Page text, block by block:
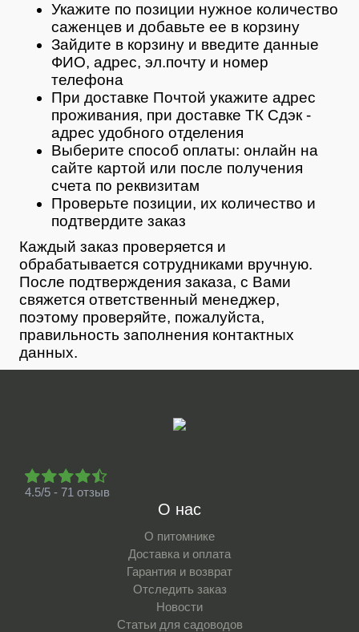
Укажите по позиции нужное количество
саженцев и добавьте ее в корзину
Зайдите в корзину и введите данные
ФИО, адрес, эл.почту и номер
телефона
При доставке Почтой укажите адрес
проживания, при доставке ТК Сдэк -
адрес удобного отделения
Выберите способ оплаты: онлайн на
сайте картой или после получения
счета по реквизитам
Проверьте позиции, их количество и
подтвердите заказ
Каждый заказ проверяется и
обрабатывается сотрудниками вручную.
После подтверждения заказа, с Вами
свяжется ответственный менеджер,
поэтому проверяйте, пожалуйста,
правильность заполнения контактных
данных.
4.5/5 - 71 отзыв
О нас
О питомнике
Доставка и оплата
Гарантия и возврат
Отследить заказ
Новости
Статьи для садоводов